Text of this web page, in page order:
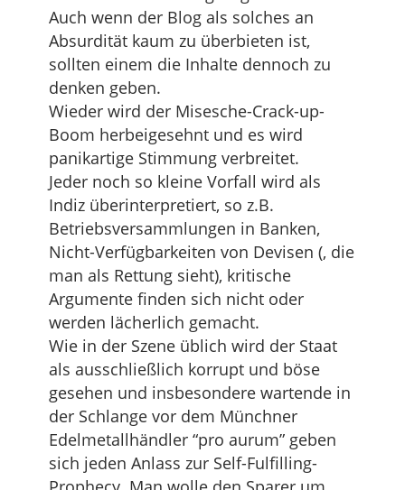
Auch wenn der Blog als solches an
Absurdität kaum zu überbieten ist,
sollten einem die Inhalte dennoch zu
denken geben.
Wieder wird der Misesche-Crack-up-
Boom herbeigesehnt und es wird
panikartige Stimmung verbreitet.
Jeder noch so kleine Vorfall wird als
Indiz überinterpretiert, so z.B.
Betriebsversammlungen in Banken,
Nicht-Verfügbarkeiten von Devisen (, die
man als Rettung sieht), kritische
Argumente finden sich nicht oder
werden lächerlich gemacht.
Wie in der Szene üblich wird der Staat
als ausschließlich korrupt und böse
gesehen und insbesondere wartende in
der Schlange vor dem Münchner
Edelmetallhändler “pro aurum” geben
sich jeden Anlass zur Self-Fulfilling-